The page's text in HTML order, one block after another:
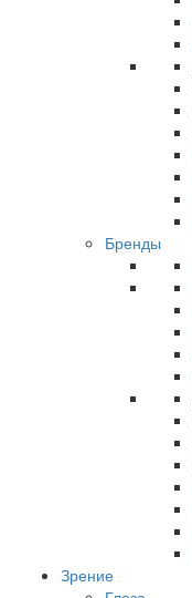
Бренды
Зрение